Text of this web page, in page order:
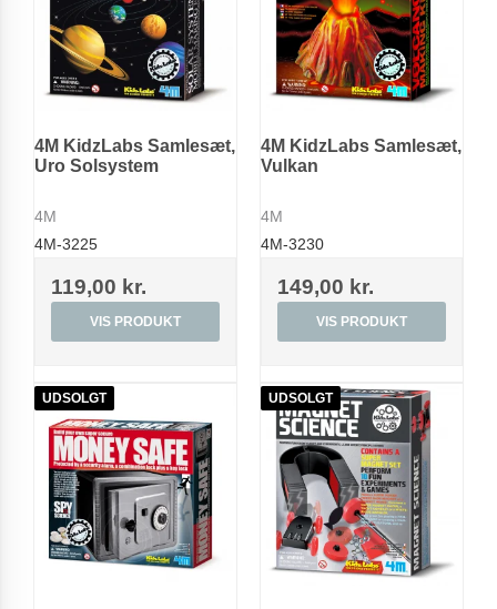
4M KidzLabs Samlesæt,
Uro Solsystem
4M
4M-3225
119,00 kr.
VIS PRODUKT
4M KidzLabs Samlesæt,
Vulkan
4M
4M-3230
149,00 kr.
VIS PRODUKT
UDSOLGT UDSOLGT